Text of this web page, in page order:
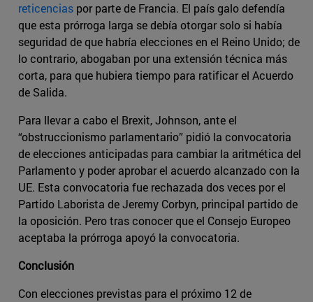
reticencias por parte de Francia. El país galo defendía
que esta prórroga larga se debía otorgar solo si había
seguridad de que habría elecciones en el Reino Unido; de
lo contrario, abogaban por una extensión técnica más
corta, para que hubiera tiempo para ratificar el Acuerdo
de Salida.
Para llevar a cabo el Brexit, Johnson, ante el
“obstruccionismo parlamentario” pidió la convocatoria
de elecciones anticipadas para cambiar la aritmética del
Parlamento y poder aprobar el acuerdo alcanzado con la
UE. Esta convocatoria fue rechazada dos veces por el
Partido Laborista de Jeremy Corbyn, principal partido de
la oposición. Pero tras conocer que el Consejo Europeo
aceptaba la prórroga apoyó la convocatoria.
Conclusión
Con elecciones previstas para el próximo 12 de